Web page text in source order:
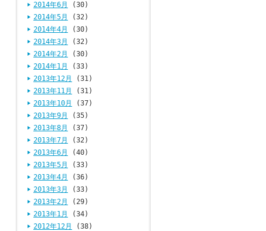
2014年6月
(30)
2014年5月
(32)
2014年4月
(30)
2014年3月
(32)
2014年2月
(30)
2014年1月
(33)
2013年12月
(31)
2013年11月
(31)
2013年10月
(37)
2013年9月
(35)
2013年8月
(37)
2013年7月
(32)
2013年6月
(40)
2013年5月
(33)
2013年4月
(36)
2013年3月
(33)
2013年2月
(29)
2013年1月
(34)
2012年12月
(38)